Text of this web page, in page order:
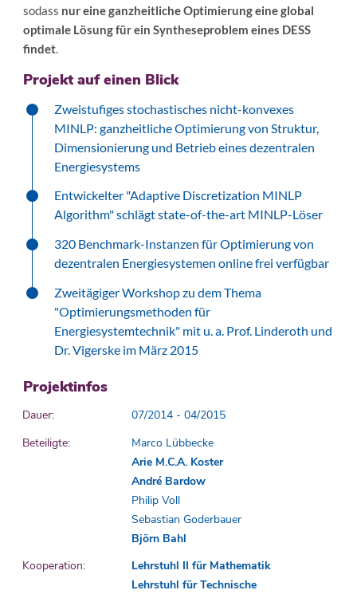
sodass nur eine ganzheitliche Optimierung eine global
optimale Lösung für ein Syntheseproblem eines DESS
findet.
Projekt auf einen Blick
Zweistufiges stochastisches nicht-konvexes
MINLP: ganzheitliche Optimierung von Struktur,
Dimensionierung und Betrieb eines dezentralen
Energiesystems
Entwickelter "Adaptive Discretization MINLP
Algorithm" schlägt state-of-the-art MINLP-Löser
320 Benchmark-Instanzen für Optimierung von
dezentralen Energiesystemen online frei verfügbar
Zweitägiger Workshop zu dem Thema
"Optimierungsmethoden für
Energiesystemtechnik" mit u. a. Prof. Linderoth und
Dr. Vigerske im März 2015
Projektinfos
Dauer:
07/2014 - 04/2015
Beteiligte:
Marco Lübbecke
Arie M.C.A. Koster
André Bardow
Philip Voll
Sebastian Goderbauer
Björn Bahl
Kooperation:
Lehrstuhl II für Mathematik
Lehrstuhl für Technische